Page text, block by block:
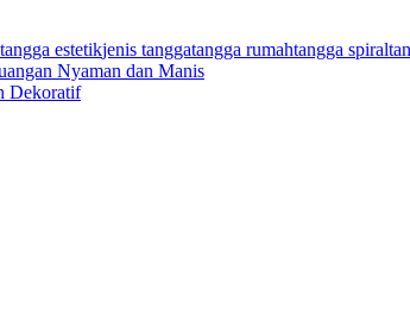
estetikjenis tanggatangga rumahtangga spiral
Nyaman dan Manis
Dekoratif